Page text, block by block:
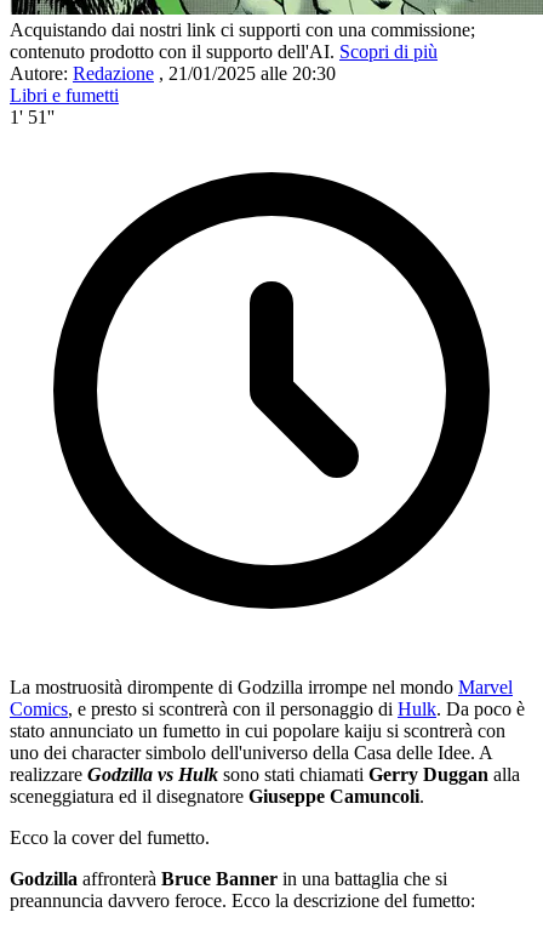
Acquistando dai nostri link ci supporti con una commissione;
contenuto prodotto con il supporto dell'AI. Scopri di più
Autore: Redazione , 21/01/2025 alle 20:30
Libri e fumetti
1' 51''
La mostruosità dirompente di Godzilla irrompe nel mondo Marvel
Comics, e presto si scontrerà con il personaggio di Hulk. Da poco è
stato annunciato un fumetto in cui popolare kaiju si scontrerà con
uno dei character simbolo dell'universo della Casa delle Idee. A
realizzare Godzilla vs Hulk sono stati chiamati Gerry Duggan alla
sceneggiatura ed il disegnatore Giuseppe Camuncoli.
Ecco la cover del fumetto.
Godzilla affronterà Bruce Banner in una battaglia che si
preannuncia davvero feroce. Ecco la descrizione del fumetto: